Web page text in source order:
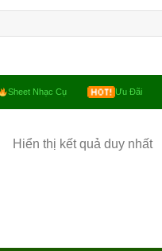
Sheet Nhạc Cụ Ưu Đãi
Hiển thị kết quả duy nhất